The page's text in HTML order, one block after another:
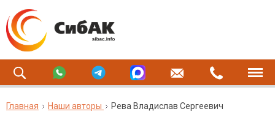
Главная Наши авторы Рева Владислав Сергеевич